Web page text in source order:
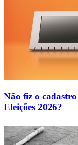
Não fiz o
Eleições 2026?